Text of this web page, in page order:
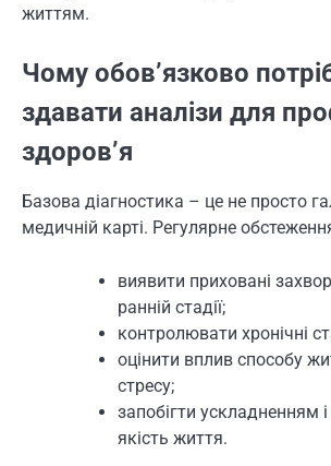
життям.
Чому обов’язково
здавати аналізи для
здоров’я
Базова діагностика – це не просто
медичній карті. Регулярне
виявити приховані
ранній стадії;
контролювати хронічні
оцінити вплив способу
стресу;
запобігти ускладненням
якість життя.